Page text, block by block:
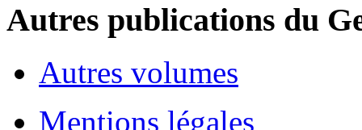
Autres publications du
Autres volumes
Mentions légales